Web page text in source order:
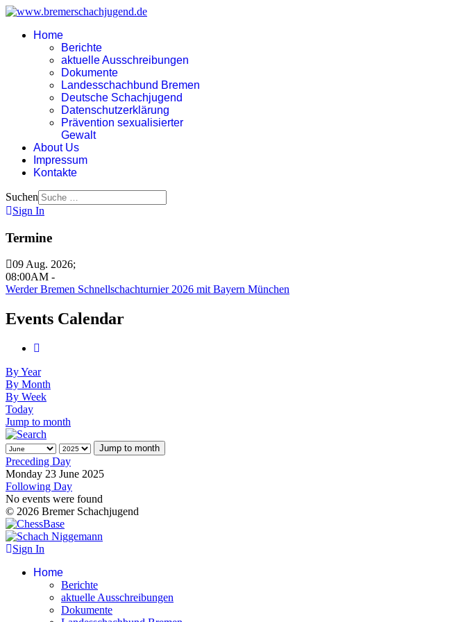
Home
Berichte
aktuelle Ausschreibungen
Dokumente
Landesschachbund Bremen
Deutsche Schachjugend
Datenschutzerklärung
Prävention sexualisierter
Gewalt
About Us
Impressum
Kontakte
Suchen
Sign In
Termine
09 Aug. 2026;
08:00AM -
Werder Bremen Schnellschachturnier 2026 mit Bayern München
Events Calendar
By Year
By Month
By Week
Today
Jump to month
Jump to month
Preceding Day
Monday 23 June 2025
Following Day
No events were found
© 2026 Bremer Schachjugend
Sign In
Home
Berichte
aktuelle Ausschreibungen
Dokumente